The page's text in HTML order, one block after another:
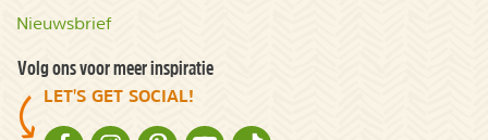
Nieuwsbrief
Volg ons voor meer inspiratie
LET'S GET SOCIAL!